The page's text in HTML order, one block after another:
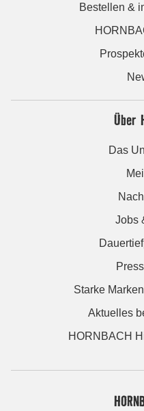
Bestellen &
Über
Das
Jobs
Starke
Aktuelles
HORNBACH